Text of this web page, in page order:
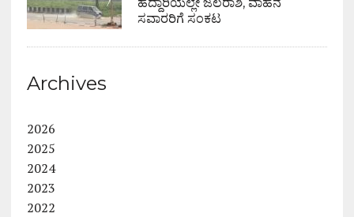
ಸವಾರರಿಗೆ ಸಂಕಟ
Archives
2026
2025
2024
2023
2022